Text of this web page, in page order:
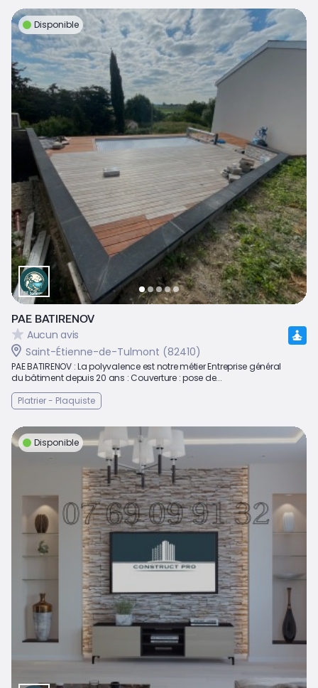
Disponible
PAE BATIRENOV
Aucun avis
Saint-Étienne-de-Tulmont (82410)
PAE BATIRENOV : La polyvalence est notre métier Entreprise général
du bâtiment depuis 20 ans : Couverture : pose de...
Platrier - Plaquiste
Disponible